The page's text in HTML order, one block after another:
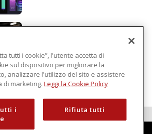
Regolamento macchine
tutti i cookie”, l'utente accetta di
sul dispositivo per migliorare la
analizzare l'utilizzo del sito e assistere
di marketing. Leggi la Cookie Policy
i
Rifiuta tutti